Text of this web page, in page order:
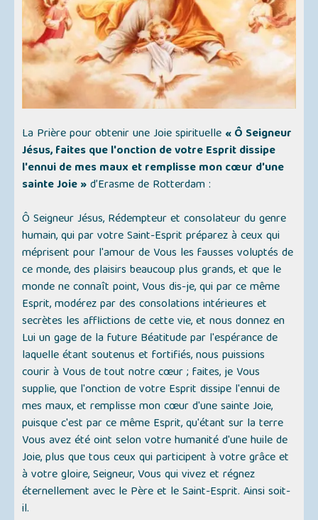
La Prière pour obtenir une Joie spirituelle « Ô Seigneur
Jésus, faites que l'onction de votre Esprit dissipe
l'ennui de mes maux et remplisse mon cœur d'une
sainte Joie »d’Erasme de Rotterdam :
Ô Seigneur Jésus, Rédempteur et consolateur du genre
humain, qui par votre Saint-Esprit préparez à ceux qui
méprisent pour l'amour de Vous les fausses voluptés de
ce monde, des plaisirs beaucoup plus grands, et que le
monde ne connaît point, Vous dis-je, qui par ce même
Esprit, modérez par des consolations intérieures et
secrètes les afflictions de cette vie, et nous donnez en
Lui un gage de la future Béatitude par l'espérance de
laquelle étant soutenus et fortifiés, nous puissions
courir à Vous de tout notre cœur ; faites, je Vous
supplie, que l'onction de votre Esprit dissipe l'ennui de
mes maux, et remplisse mon cœur d'une sainte Joie,
puisque c'est par ce même Esprit, qu'étant sur la terre
Vous avez été oint selon votre humanité d'une huile de
Joie, plus que tous ceux qui participent à votre grâce et
à votre gloire, Seigneur, Vous qui vivez et régnez
éternellement avec le Père et le Saint-Esprit. Ainsi soit-
il.